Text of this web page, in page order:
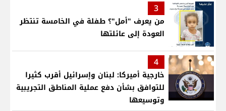
3
من يعرف "أمل"؟ طفلة في الخامسة تنتظر
العودة إلى عائلتها
4
خارجية أميركا: لبنان وإسرائيل أقرب كثيرا
للتوافق بشأن دفع عملية المناطق التجريبية
وتوسيعها